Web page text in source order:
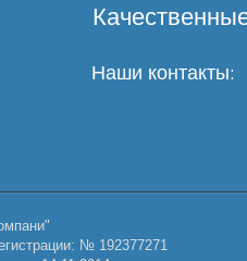
Наши контакты:
№ 192377271